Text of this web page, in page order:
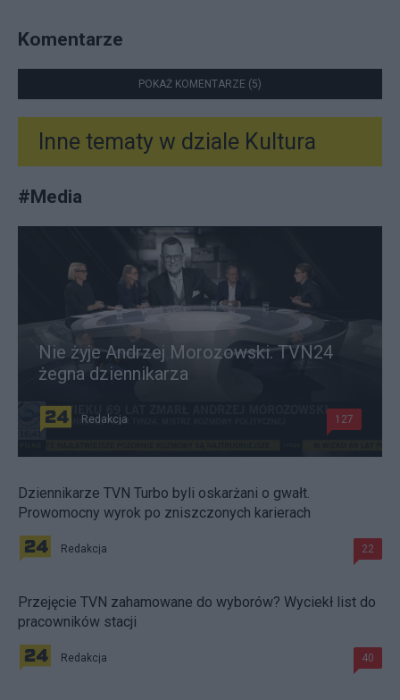
Komentarze
POKAŻ KOMENTARZE (5)
Inne tematy w dziale Kultura
#Media
Nie żyje Andrzej Morozowski. TVN24
żegna dziennikarza
Redakcja 127
Dziennikarze TVN Turbo byli oskarżani o gwałt.
Prowomocny wyrok po zniszczonych karierach
Redakcja 22
Przejęcie TVN zahamowane do wyborów? Wyciekł list do
pracowników stacji
Redakcja 40